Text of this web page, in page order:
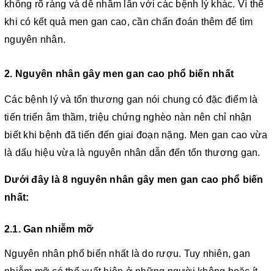
không rõ ràng và dễ nhầm lẫn với các bệnh lý khác. Vì thế
khi có kết quả men gan cao, cần chẩn đoán thêm để tìm
nguyên nhân.
2. Nguyên nhân gây men gan cao phổ biến nhất
Các bệnh lý và tổn thương gan nói chung có đặc điểm là
tiến triển âm thầm, triệu chứng nghèo nàn nên chỉ nhận
biết khi bệnh đã tiến đến giai đoạn nặng. Men gan cao vừa
là dấu hiệu vừa là nguyên nhân dẫn đến tổn thương gan.
Dưới đây là 8 nguyên nhân gây men gan cao phổ biến
nhất:
2.1. Gan nhiễm mỡ
Nguyên nhân phổ biến nhất là do rượu. Tuy nhiên, gan